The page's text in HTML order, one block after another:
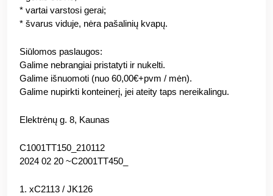
* vartai varstosi gerai;
* švarus viduje, nėra pašalinių kvapų.
Siūlomos paslaugos:
Galime nebrangiai pristatyti ir nukelti.
Galime išnuomoti (nuo 60,00€+pvm / mėn).
Galime nupirkti konteinerį, jei ateity taps nereikalingu.
Elektrėnų g. 8, Kaunas
C1001TT150_210112
2024 02 20 ~C2001TT450_
1. xC2113 / JK126